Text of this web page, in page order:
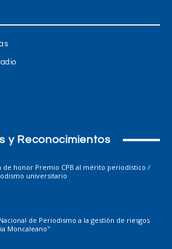
y Reconocimientos
de honor Premio CPB al mérito periodístico /
universitario
de Periodismo a la gestión de riesgos
Moncaleano"